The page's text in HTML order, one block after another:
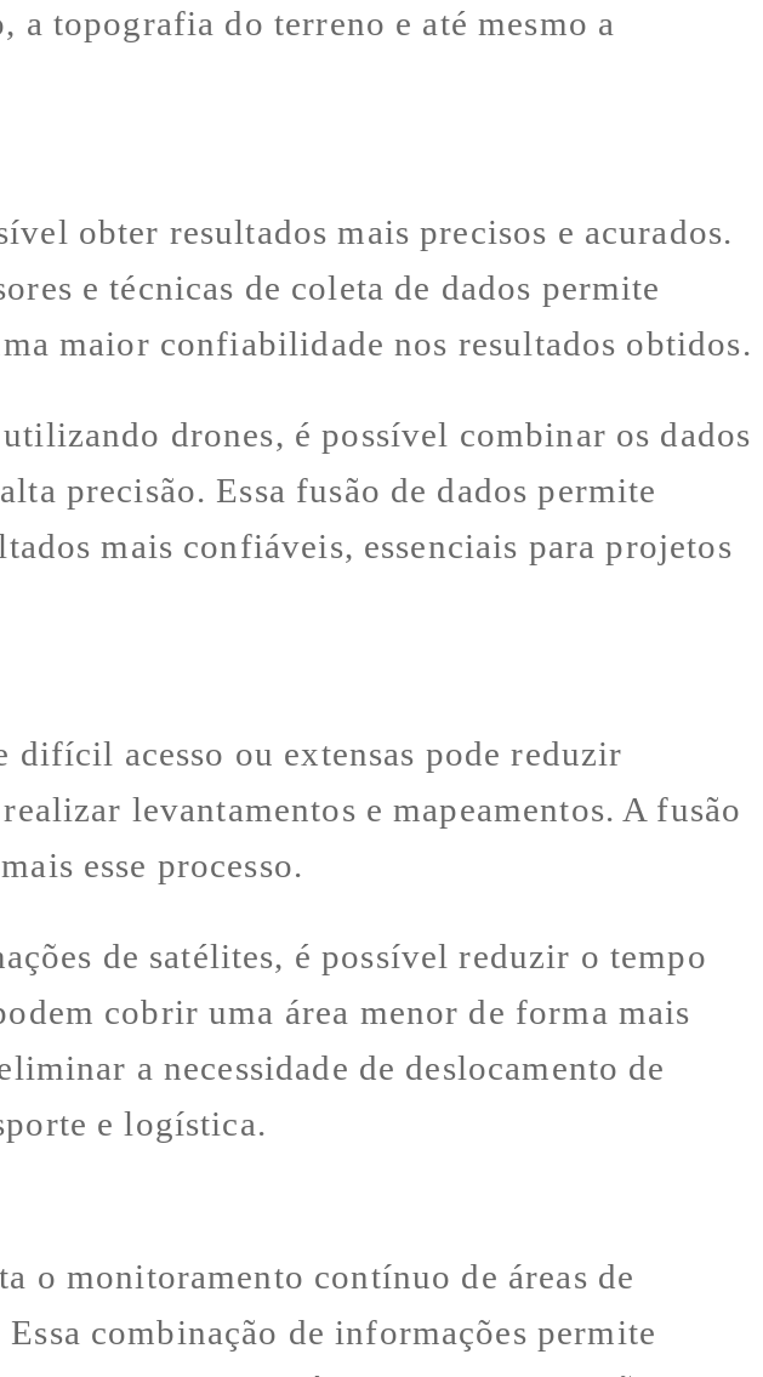
a topografia do terreno e até mesmo a
obter resultados mais precisos e acurados.
e técnicas de coleta de dados permite
maior confiabilidade nos resultados obtidos.
drones, é possível combinar os dados
precisão. Essa fusão de dados permite
mais confiáveis, essenciais para projetos
difícil acesso ou extensas pode reduzir
levantamentos e mapeamentos. A fusão
esse processo.
de satélites, é possível reduzir o tempo
cobrir uma área menor de forma mais
a necessidade de deslocamento de
e logística.
o monitoramento contínuo de áreas de
combinação de informações permite